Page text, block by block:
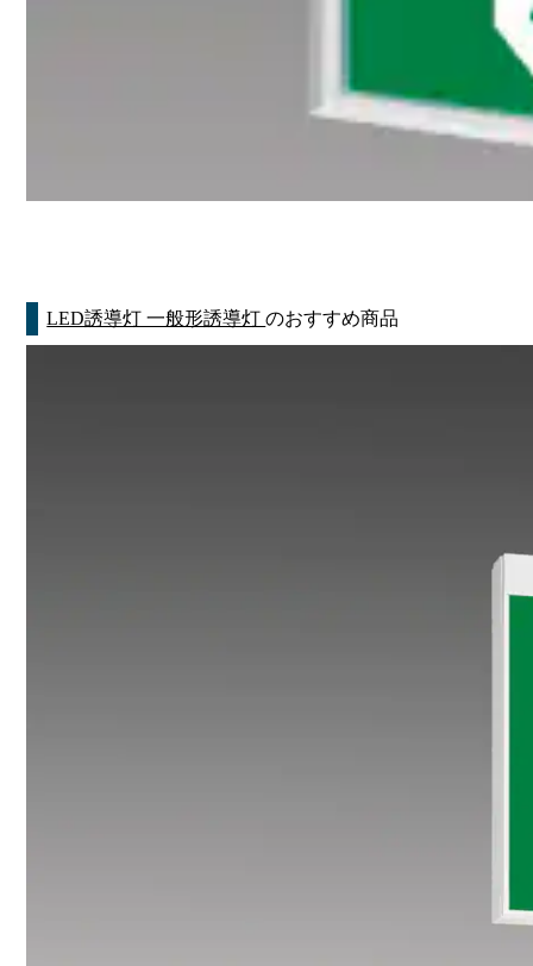
LED誘導灯 一般形誘導灯のおすすめ商品